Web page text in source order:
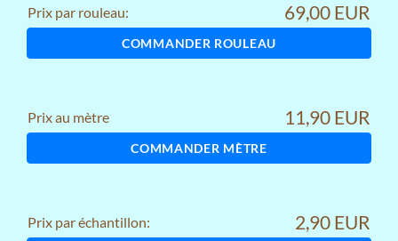
Prix par rouleau: 69,00 EUR
COMMANDER ROULEAU
Prix au mètre 11,90 EUR
COMMANDER MÈTRE
Prix par échantillon: 2,90 EUR